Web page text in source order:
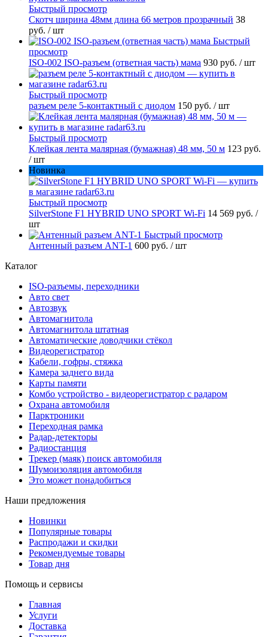
Быстрый просмотр
Скотч ширина 48мм длина 66 метров прозрачный 38
руб. / шт
Быстрый
просмотр
ISO-002 ISO-разъем (ответная часть) мама 930 руб. / шт
Быстрый просмотр
разъем реле 5-контактный с диодом 150 руб. / шт
Быстрый просмотр
Клейкая лента малярная (бумажная) 48 мм, 50 м 123 руб.
/ шт
Новинка
Быстрый просмотр
SilverStone F1 HYBRID UNO SPORT Wi-Fi 14 569 руб. /
шт
Быстрый просмотр
Антенный разъем ANT-1 600 руб. / шт
Каталог
ISO-разъемы, переходники
Авто свет
Автозвук
Автомагнитола
Автомагнитола штатная
Автоматические доводчики стёкол
Видеорегистратор
Кабели, гофры, стяжка
Камера заднего вида
Карты памяти
Комбо устройство - видеорегистратор с радаром
Охрана автомобиля
Парктроники
Переходная рамка
Радар-детекторы
Радиостанция
Трекер (маяк) поиск автомобиля
Шумоизоляция автомобиля
Это может понадобиться
Наши предложения
Новинки
Популярные товары
Распродажи и скидки
Рекомендуемые товары
Товар дня
Помощь и сервисы
Главная
Услуги
Доставка